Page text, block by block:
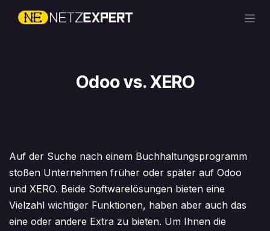
Odoo vs. XERO
Auf der Suche nach einem Buchhaltungsprogramm
stoßen Unternehmen früher oder später auf Odoo
und XERO. Beide Softwarelösungen bieten eine
Vielzahl wichtiger Funktionen, haben aber auch das
eine oder andere Extra zu bieten. Um Ihnen die